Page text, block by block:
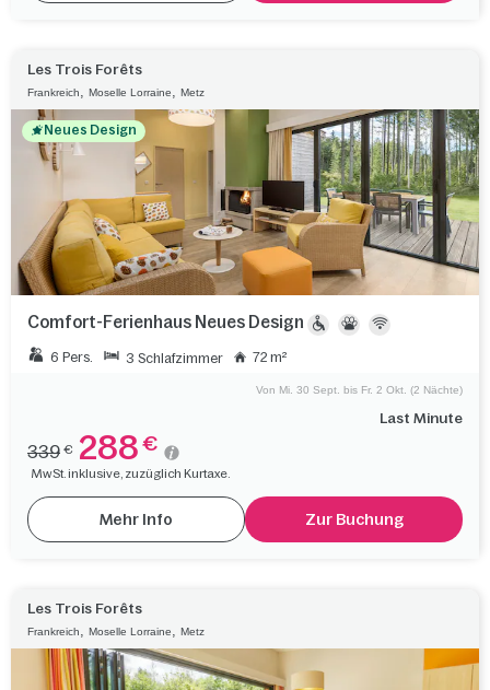
Les Trois Forêts
Frankreich Moselle Lorraine Metz
Neues Design
Comfort-Ferienhaus Neues Design
6 Pers. 3 Schlafzimmer 72 m²
Last Minute
Von Mi. 30 Sept. bis Fr. 2 Okt. (2 Nächte)
339 € 288 €
MwSt. inklusive, zuzüglich Kurtaxe.
Mehr Info Zur Buchung
Les Trois Forêts
Frankreich Moselle Lorraine Metz